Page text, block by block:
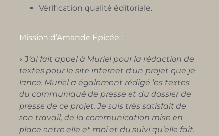
Vérification qualité éditoriale.
Mission d’Amande Epicée :
« J‘ai fait appel à Muriel pour la rédaction de
textes pour le site internet d’un projet que je
lance. Muriel a également rédigé les textes
du communiqué de presse et du dossier de
presse de ce projet. Je suis très satisfait de
son travail, de la communication mise en
place entre elle et moi et du suivi qu’elle fait.